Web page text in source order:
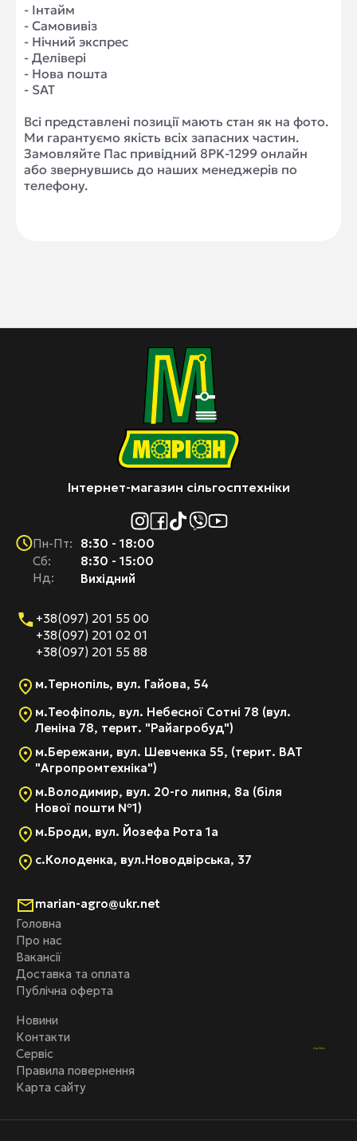
- Інтайм
- Самовивіз
- Нічний экспрес
- Делівері
- Нова пошта
- SAT
Всі представлені позиції мають стан як на фото.
Ми гарантуємо якість всіх запасних частин.
Замовляйте Пас привідний 8PK-1299 онлайн
або звернувшись до наших менеджерів по
телефону.
Інтернет-магазин сільгосптехніки
Головна
Про нас
Вакансії
Доставка та оплата
Публічна оферта
Новини
Контакти
Сервіс
Правила повернення
Карта сайту
Пн-Пт:
Cб:
Нд:
8:30 - 18:00
8:30 - 15:00
Вихідний
+38(097) 201 55 00
+38(097) 201 02 01
+38(097) 201 55 88
м.Тернопіль, вул. Гайова, 54
м.Теофіполь, вул. Небесної Сотні 78 (вул.
Леніна 78, терит. "Райагробуд")
м.Бережани, вул. Шевченка 55, (терит. ВАТ
"Агропромтехніка")
м.Володимир, вул. 20-го липня, 8а (біля
Нової пошти №1)
м.Броди, вул. Йозефа Рота 1а
с.Колоденка, вул.Новодвірська, 37
marian-agro@ukr.net